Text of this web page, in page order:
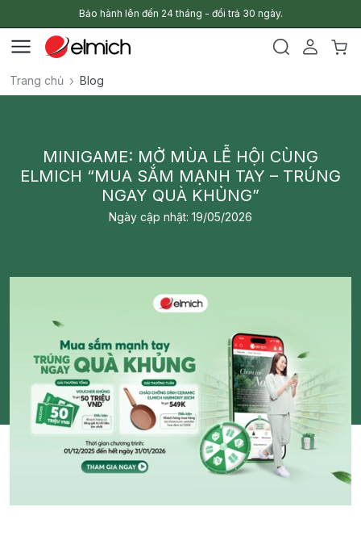
Bảo hành lên đến 24 tháng - đổi trả 30 ngày.
Trang chủ Blog
MINIGAME: MỞ MÙA LỄ HỘI CÙNG
ELMICH “MUA SẮM MẠNH TAY – TRÚNG
NGAY QUÀ KHỦNG”
Ngày cập nhật: 19/05/2026